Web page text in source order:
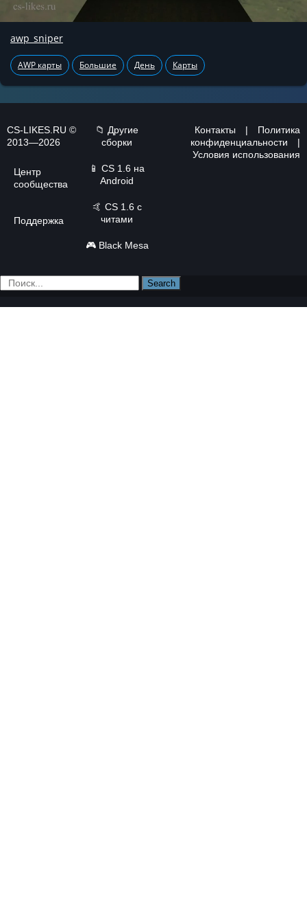
awp_sniper
AWP карты Большие День Карты
CS-LIKES.RU ©
2013—2026
Центр
сообщества
Поддержка
📁 Другие
сборки
📱 CS 1.6 на
Android
🤙 CS 1.6 с
читами
🎮 Black Mesa
Контакты |
Политика
конфиденциальности
|
Условия использования
Search